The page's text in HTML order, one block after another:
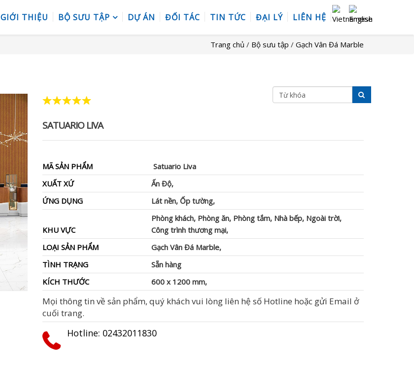
GIỚI THIỆU BỘ SƯU TẬP DỰ ÁN ĐỐI TÁC TIN TỨC ĐẠI LÝ LIÊN HỆ
Trang chủ / Bộ sưu tập / Gạch Vân Đá Marble
SATUARIO LIVA
MÃ SẢN PHẨM
Satuario Liva
XUẤT XỨ
Ấn Độ,
ỨNG DỤNG
Lát nền, Ốp tường,
KHU VỰC
Phòng khách, Phòng ăn, Phòng tắm, Nhà bếp, Ngoài trời,
Công trình thương mại,
LOẠI SẢN PHẨM
Gạch Vân Đá Marble,
TÌNH TRẠNG
Sẵn hàng
KÍCH THƯỚC
600 x 1200 mm,
Mọi thông tin về sản phẩm, quý khách vui lòng liên hệ số Hotline hoặc gửi Email ở
cuối trang.
Hotline: ‭02432011830‬